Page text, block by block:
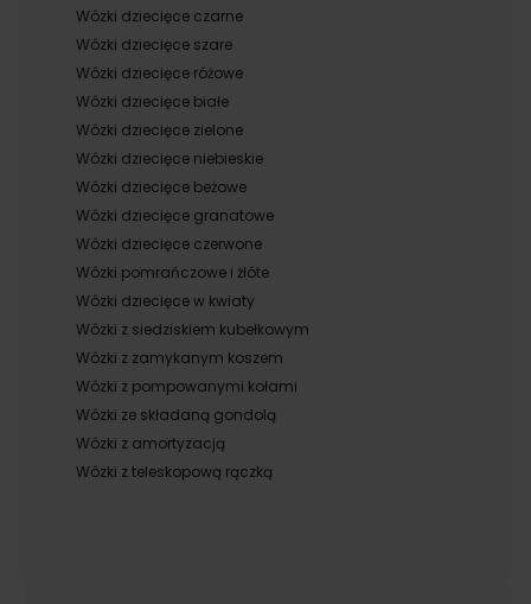
Wózki dziecięce czarne
Wózki dziecięce szare
Wózki dziecięce różowe
Wózki dziecięce białe
Wózki dziecięce zielone
Wózki dziecięce niebieskie
Wózki dziecięce beżowe
Wózki dziecięce granatowe
Wózki dziecięce czerwone
Wózki pomrańczowe i żłóte
Wózki dziecięce w kwiaty
Wózki z siedziskiem kubełkowym
Wózki z zamykanym koszem
Wózki z pompowanymi kołami
Wózki ze składaną gondolą
Wózki z amortyzacją
Wózki z teleskopową rączką